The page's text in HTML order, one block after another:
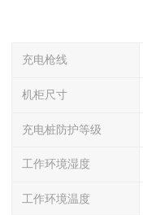
充电枪线
机柜尺寸
充电桩防护等级
工作环境湿度
工作环境温度